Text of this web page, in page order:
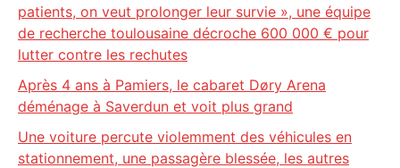
patients, on veut prolonger leur survie », une équipe
de recherche toulousaine décroche 600 000 € pour
lutter contre les rechutes
Après 4 ans à Pamiers, le cabaret Døry Arena
déménage à Saverdun et voit plus grand
Une voiture percute violemment des véhicules en
stationnement, une passagère blessée, les autres